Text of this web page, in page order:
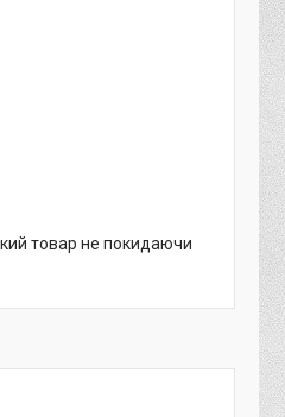
товар не покидаючи